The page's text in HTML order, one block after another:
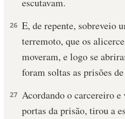
escutavam.
26 E, de repente, sobreveio
terremoto, que os
moveram, e logo se
foram soltas as prisões
27 Acordando o carcereiro e
portas da prisão, tirou a